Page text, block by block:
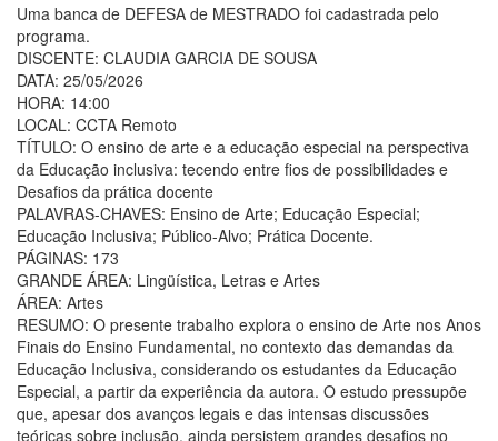
Uma banca de DEFESA de MESTRADO foi cadastrada pelo
programa.
DISCENTE: CLAUDIA GARCIA DE SOUSA
DATA: 25/05/2026
HORA: 14:00
LOCAL: CCTA Remoto
TÍTULO: O ensino de arte e a educação especial na perspectiva
da Educação inclusiva: tecendo entre fios de possibilidades e
Desafios da prática docente
PALAVRAS-CHAVES: Ensino de Arte; Educação Especial;
Educação Inclusiva; Público-Alvo; Prática Docente.
PÁGINAS: 173
GRANDE ÁREA: Lingüística, Letras e Artes
ÁREA: Artes
RESUMO: O presente trabalho explora o ensino de Arte nos Anos
Finais do Ensino Fundamental, no contexto das demandas da
Educação Inclusiva, considerando os estudantes da Educação
Especial, a partir da experiência da autora. O estudo pressupõe
que, apesar dos avanços legais e das intensas discussões
teóricas sobre inclusão, ainda persistem grandes desafios no